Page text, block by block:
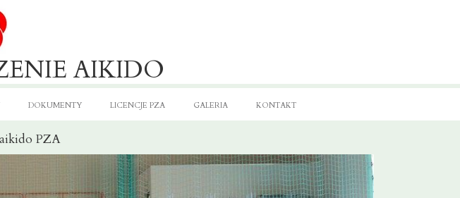
PZA
DOKUMENTY LICENCJE PZA GALERIA KONTAKT
AIKIDO